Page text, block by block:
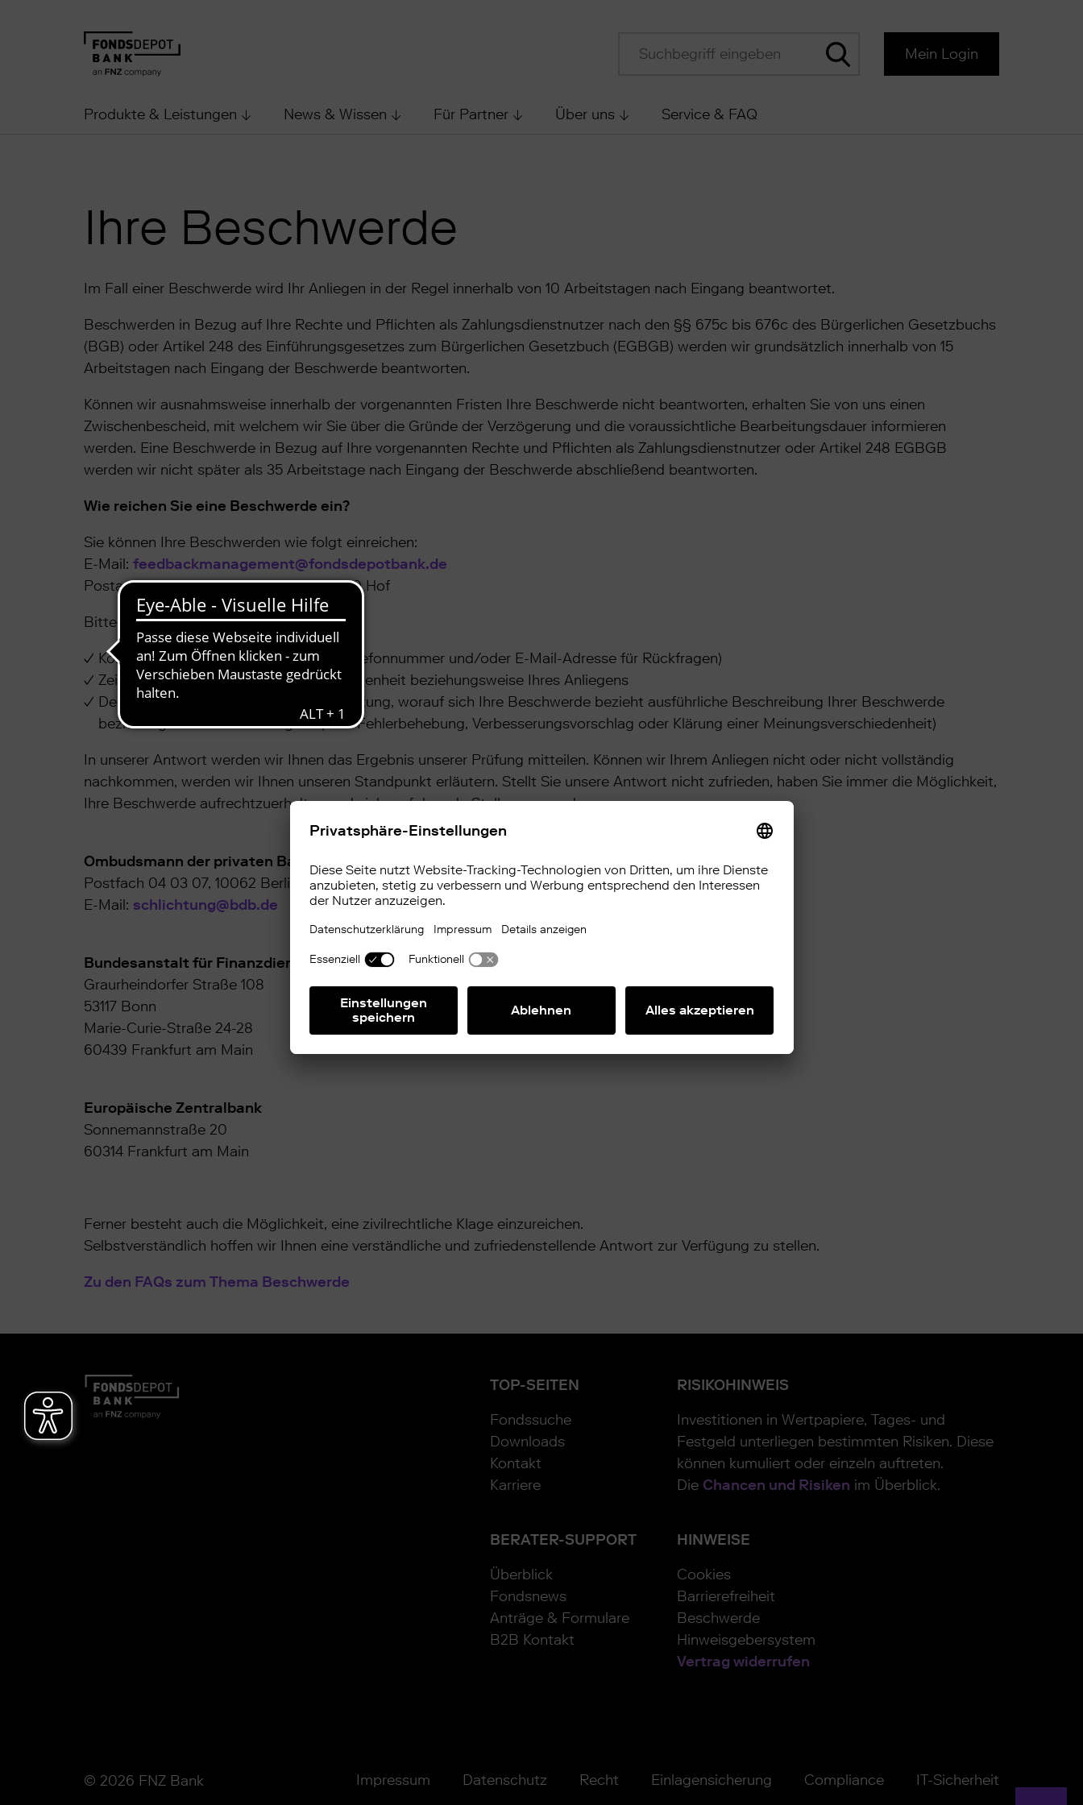
Mein Login
Produkte & Leistungen News & Wissen Für Partner Über uns Service & FAQ
Ihre Beschwerde
Im Fall einer Beschwerde wird Ihr Anliegen in der Regel innerhalb von 10 Arbeitstagen nach Eingang beantwortet.
Beschwerden in Bezug auf Ihre Rechte und Pflichten als Zahlungsdienstnutzer nach den §§ 675c bis 676c des Bürgerlichen Gesetzbuchs
(BGB) oder Artikel 248 des Einführungsgesetzes zum Bürgerlichen Gesetzbuch (EGBGB) werden wir grundsätzlich innerhalb von 15
Arbeitstagen nach Eingang der Beschwerde beantworten.
Können wir ausnahmsweise innerhalb der vorgenannten Fristen Ihre Beschwerde nicht beantworten, erhalten Sie von uns einen
Zwischenbescheid, mit welchem wir Sie über die Gründe der Verzögerung und die voraussichtliche Bearbeitungsdauer informieren
werden. Eine Beschwerde in Bezug auf Ihre vorgenannten Rechte und Pflichten als Zahlungsdienstnutzer oder Artikel 248 EGBGB
werden wir nicht später als 35 Arbeitstage nach Eingang der Beschwerde abschließend beantworten.
Wie reichen Sie eine Beschwerde ein?
Sie können Ihre Beschwerden wie folgt einreichen:
E-Mail: feedbackmanagement@fondsdepotbank.de
Postadresse: Windmühlenweg 12a, 95030 Hof
Bitte teilen Sie uns folgende Angaben mit:
Kontaktdaten (Name, Adresse, ggfs. Telefonnummer und/oder E-Mail-Adresse für Rückfragen)
Zeitpunkt des Auftretens Ihrer Unzufriedenheit beziehungsweise Ihres Anliegens
Depotnummer, Produkt u. o. Serviceleistung, worauf sich Ihre Beschwerde bezieht ausführliche Beschreibung Ihrer Beschwerde
beziehungsweise Ihres Anliegens (z. B. Fehlerbehebung, Verbesserungsvorschlag oder Klärung einer Meinungsverschiedenheit)
In unserer Antwort werden wir Ihnen das Ergebnis unserer Prüfung mitteilen. Können wir Ihrem Anliegen nicht oder nicht vollständig
nachkommen, werden wir Ihnen unseren Standpunkt erläutern. Stellt Sie unsere Antwort nicht zufrieden, haben Sie immer die Möglichkeit,
Ihre Beschwerde aufrechtzuerhalten und sich an folgende Stellen zu wenden:
Ombudsmann der privaten Banken
Postfach 04 03 07, 10062 Berlin
E-Mail: schlichtung@bdb.de
Bundesanstalt für Finanzdienstleistungsaufsicht
Graurheindorfer Straße 108
53117 Bonn
Marie-Curie-Straße 24-28
60439 Frankfurt am Main
Europäische Zentralbank
Sonnemannstraße 20
60314 Frankfurt am Main
Ferner besteht auch die Möglichkeit, eine zivilrechtliche Klage einzureichen.
Selbstverständlich hoffen wir Ihnen eine verständliche und zufriedenstellende Antwort zur Verfügung zu stellen.
Zu den FAQs zum Thema Beschwerde
TOP-SEITEN
Fondssuche
Downloads
Kontakt
Karriere
BERATER-SUPPORT
Überblick
Fondsnews
Anträge & Formulare
B2B Kontakt
HINWEISE
Cookies
Barrierefreiheit
Beschwerde
Hinweisgebersystem
Vertrag widerrufen
RISIKOHINWEIS
Investitionen in Wertpapiere, Tages- und
Festgeld unterliegen bestimmten Risiken. Diese
können kumuliert oder einzeln auftreten.
Die Chancen und Risiken im Überblick.
© 2026 FNZ Bank Impressum Datenschutz Recht Einlagensicherung Compliance IT-Sicherheit